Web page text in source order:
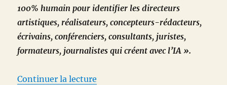
100% humain pour identifier les directeurs
artistiques, réalisateurs, concepteurs-rédacteurs,
écrivains, conférenciers, consultants, juristes,
formateurs, journalistes qui créent avec l’IA ».
Continuer la lecture